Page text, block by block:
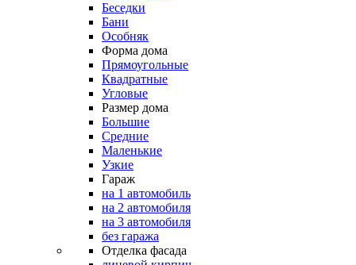
Беседки
Бани
Особняк
Форма дома
Прямоугольные
Квадратные
Угловые
Размер дома
Большие
Средние
Маленькие
Узкие
Гараж
на 1 автомобиль
на 2 автомобиля
на 3 автомобиля
без гаража
Отделка фасада